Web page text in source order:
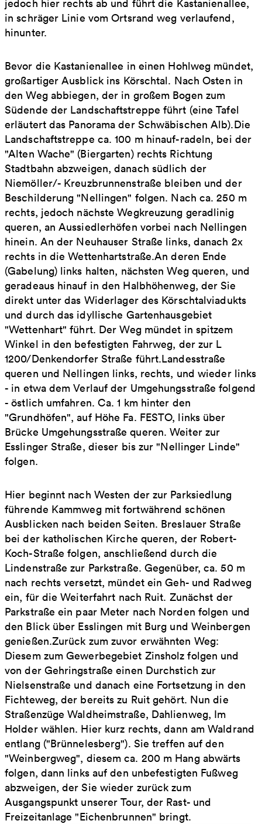
jedoch hier rechts ab und führt die Kastanienallee,
in schräger Linie vom Ortsrand weg verlaufend,
hinunter.
Bevor die Kastanienallee in einen Hohlweg mündet,
großartiger Ausblick ins Körschtal. Nach Osten in
den Weg abbiegen, der in großem Bogen zum
Südende der Landschaftstreppe führt (eine Tafel
erläutert das Panorama der Schwäbischen Alb).Die
Landschaftstreppe ca. 100 m hinauf-radeln, bei der
"Alten Wache" (Biergarten) rechts Richtung
Stadtbahn abzweigen, danach südlich der
Niemöller/- Kreuzbrunnenstraße bleiben und der
Beschilderung "Nellingen" folgen. Nach ca. 250 m
rechts, jedoch nächste Wegkreuzung geradlinig
queren, an Aussiedlerhöfen vorbei nach Nellingen
hinein. An der Neuhauser Straße links, danach 2x
rechts in die Wettenhartstraße.An deren Ende
(Gabelung) links halten, nächsten Weg queren, und
geradeaus hinauf in den Halbhöhenweg, der Sie
direkt unter das Widerlager des Körschtalviadukts
und durch das idyllische Gartenhausgebiet
"Wettenhart" führt. Der Weg mündet in spitzem
Winkel in den befestigten Fahrweg, der zur L
1200/Denkendorfer Straße führt.Landesstraße
queren und Nellingen links, rechts, und wieder links
- in etwa dem Verlauf der Umgehungsstraße folgend
- östlich umfahren. Ca. 1 km hinter den
"Grundhöfen", auf Höhe Fa. FESTO, links über
Brücke Umgehungsstraße queren. Weiter zur
Esslinger Straße, dieser bis zur "Nellinger Linde"
folgen.
Hier beginnt nach Westen der zur Parksiedlung
führende Kammweg mit fortwährend schönen
Ausblicken nach beiden Seiten. Breslauer Straße
bei der katholischen Kirche queren, der Robert-
Koch-Straße folgen, anschließend durch die
Lindenstraße zur Parkstraße. Gegenüber, ca. 50 m
nach rechts versetzt, mündet ein Geh- und Radweg
ein, für die Weiterfahrt nach Ruit. Zunächst der
Parkstraße ein paar Meter nach Norden folgen und
den Blick über Esslingen mit Burg und Weinbergen
genießen.Zurück zum zuvor erwähnten Weg:
Diesem zum Gewerbegebiet Zinsholz folgen und
von der Gehringstraße einen Durchstich zur
Nielsenstraße und danach eine Fortsetzung in den
Fichteweg, der bereits zu Ruit gehört. Nun die
Straßenzüge Waldheimstraße, Dahlienweg, Im
Holder wählen. Hier kurz rechts, dann am Waldrand
entlang ("Brünnelesberg"). Sie treffen auf den
"Weinbergweg", diesem ca. 200 m Hang abwärts
folgen, dann links auf den unbefestigten Fußweg
abzweigen, der Sie wieder zurück zum
Ausgangspunkt unserer Tour, der Rast- und
Freizeitanlage "Eichenbrunnen" bringt.